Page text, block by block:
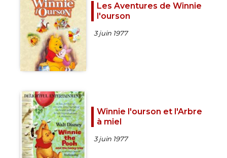
Les Aventures de Winnie
l'ourson
3 juin 1977
Winnie l'ourson et l'Arbre
à miel
3 juin 1977